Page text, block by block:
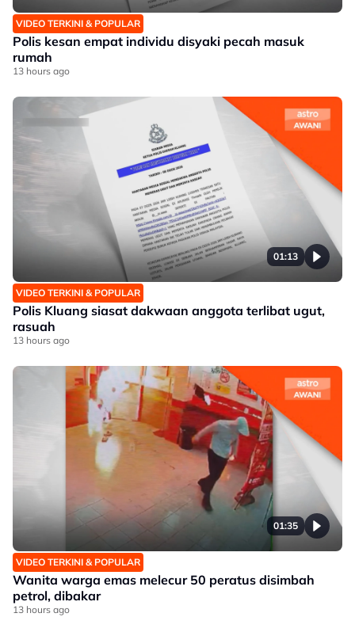
VIDEO TERKINI & POPULAR
Polis kesan empat individu disyaki pecah masuk
rumah
13 hours ago
01:13
VIDEO TERKINI & POPULAR
Polis Kluang siasat dakwaan anggota terlibat ugut,
rasuah
13 hours ago
01:35
VIDEO TERKINI & POPULAR
Wanita warga emas melecur 50 peratus disimbah
petrol, dibakar
13 hours ago